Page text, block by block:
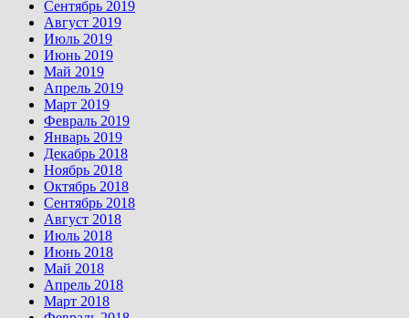
Сентябрь 2019
Август 2019
Июль 2019
Июнь 2019
Май 2019
Апрель 2019
Март 2019
Февраль 2019
Январь 2019
Декабрь 2018
Ноябрь 2018
Октябрь 2018
Сентябрь 2018
Август 2018
Июль 2018
Июнь 2018
Май 2018
Апрель 2018
Март 2018